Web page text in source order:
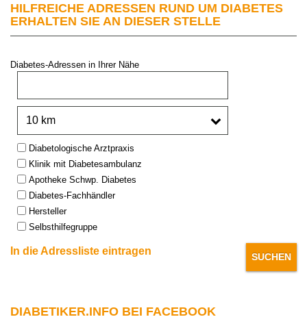
HILFREICHE ADRESSEN RUND UM DIABETES
ERHALTEN SIE AN DIESER STELLE
Diabetes-Adressen in Ihrer Nähe
Type:Diabetologische Arztpraxis
Klinik mit Diabetesambulanz
Apotheke Schwp. Diabetes
Diabetes-Fachhändler
Hersteller
Selbsthilfegruppe
In die Adressliste eintragen
DIABETIKER.INFO BEI FACEBOOK